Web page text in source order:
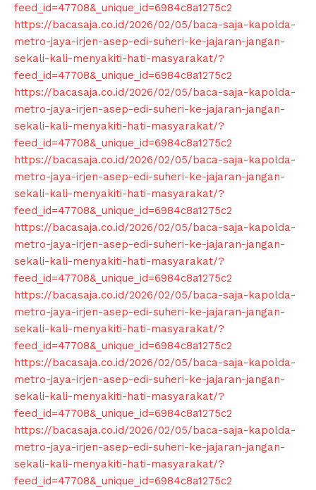
feed_id=47708&_unique_id=6984c8a1275c2
https://bacasaja.co.id/2026/02/05/baca-saja-kapolda-
metro-jaya-irjen-asep-edi-suheri-ke-jajaran-jangan-
sekali-kali-menyakiti-hati-masyarakat/?
feed_id=47708&_unique_id=6984c8a1275c2
https://bacasaja.co.id/2026/02/05/baca-saja-kapolda-
metro-jaya-irjen-asep-edi-suheri-ke-jajaran-jangan-
sekali-kali-menyakiti-hati-masyarakat/?
feed_id=47708&_unique_id=6984c8a1275c2
https://bacasaja.co.id/2026/02/05/baca-saja-kapolda-
metro-jaya-irjen-asep-edi-suheri-ke-jajaran-jangan-
sekali-kali-menyakiti-hati-masyarakat/?
feed_id=47708&_unique_id=6984c8a1275c2
https://bacasaja.co.id/2026/02/05/baca-saja-kapolda-
metro-jaya-irjen-asep-edi-suheri-ke-jajaran-jangan-
sekali-kali-menyakiti-hati-masyarakat/?
feed_id=47708&_unique_id=6984c8a1275c2
https://bacasaja.co.id/2026/02/05/baca-saja-kapolda-
metro-jaya-irjen-asep-edi-suheri-ke-jajaran-jangan-
sekali-kali-menyakiti-hati-masyarakat/?
feed_id=47708&_unique_id=6984c8a1275c2
https://bacasaja.co.id/2026/02/05/baca-saja-kapolda-
metro-jaya-irjen-asep-edi-suheri-ke-jajaran-jangan-
sekali-kali-menyakiti-hati-masyarakat/?
feed_id=47708&_unique_id=6984c8a1275c2
https://bacasaja.co.id/2026/02/05/baca-saja-kapolda-
metro-jaya-irjen-asep-edi-suheri-ke-jajaran-jangan-
sekali-kali-menyakiti-hati-masyarakat/?
feed_id=47708&_unique_id=6984c8a1275c2